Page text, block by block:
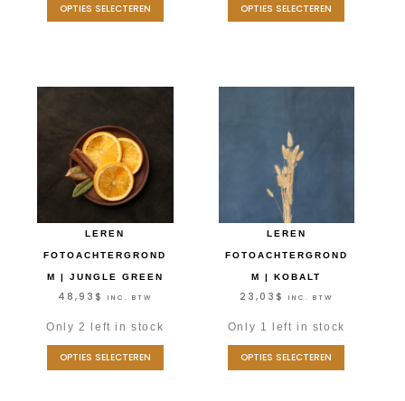
OPTIES SELECTEREN OPTIES SELECTEREN
LEREN
FOTOACHTERGROND
M | JUNGLE GREEN
48,93 $ INC. BTW
Only 2 left in stock
OPTIES SELECTEREN
LEREN
FOTOACHTERGROND
M | KOBALT
23,03 $ INC. BTW
Only 1 left in stock
OPTIES SELECTEREN